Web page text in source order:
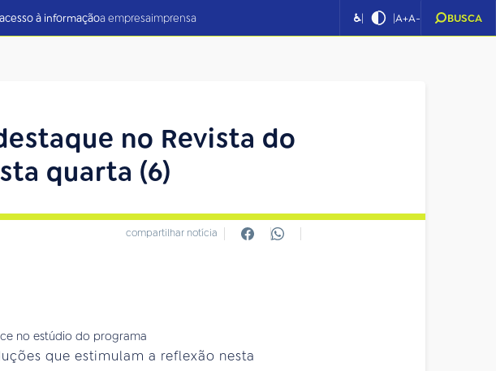
acesso à informaçãoa empresaimprensa ♿| |A+A- BUSCA
no Revista do
quarta (6)
compartilhar notícia
que estimulam a reflexão nesta